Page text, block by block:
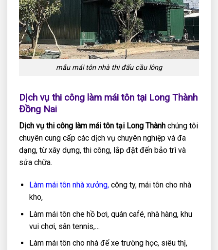
mẫu mái tôn nhà thi đấu cầu lông
Dịch vụ thi công làm mái tôn tại Long Thành
Đồng Nai
Dịch vụ thi công làm mái tôn tại Long Thành chúng tôi
chuyên cung cấp các dịch vụ chuyên nghiệp và đa
dạng, từ xây dựng, thi công, lắp đặt đến bảo trì và
sửa chữa.
Làm mái tôn nhà xưởng,công ty, mái tôn cho nhà
kho,
Làm mái tôn che hồ bơi, quán café, nhà hàng, khu
vui chơi, sân tennis,…
Làm mái tôn cho nhà để xe trường học, siêu thị,